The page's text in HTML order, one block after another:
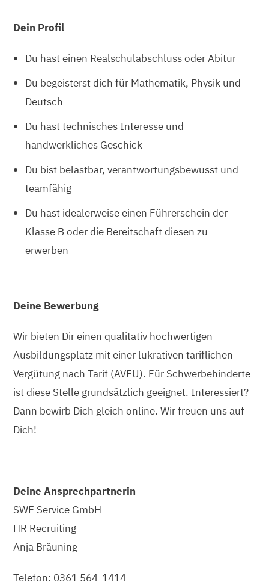
Dein Profil
Du hast einen Realschulabschluss oder Abitur
Du begeisterst dich für Mathematik, Physik und
Deutsch
Du hast technisches Interesse und
handwerkliches Geschick
Du bist belastbar, verantwortungsbewusst und
teamfähig
Du hast idealerweise einen Führerschein der
Klasse B oder die Bereitschaft diesen zu
erwerben
Deine Bewerbung
Wir bieten Dir einen qualitativ hochwertigen
Ausbildungsplatz mit einer lukrativen tariflichen
Vergütung nach Tarif (AVEU). Für Schwerbehinderte
ist diese Stelle grundsätzlich geeignet. Interessiert?
Dann bewirb Dich gleich online. Wir freuen uns auf
Dich!
Deine Ansprechpartnerin
SWE Service GmbH
HR Recruiting
Anja Bräuning
Telefon: 0361 564-1414